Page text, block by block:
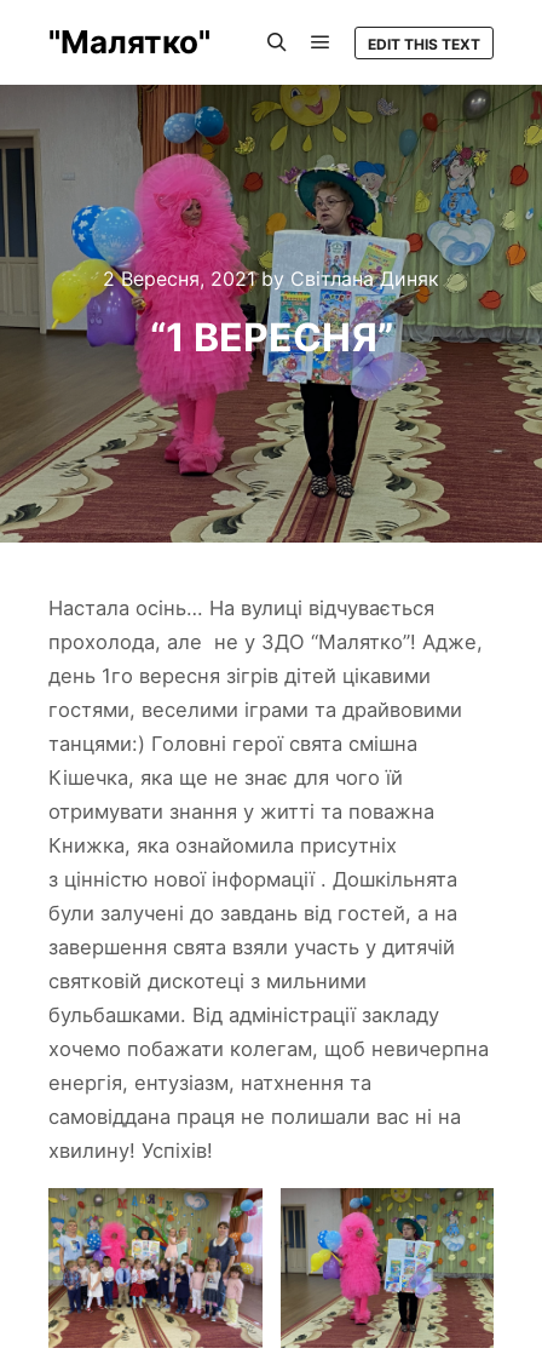
"Малятко" EDIT THIS TEXT
2 Вересня, 2021by Світлана Диняк
“1 ВЕРЕСНЯ”
Настала осінь… На вулиці відчувається
прохолода, але не у ЗДО “Малятко”! Адже,
день 1го вересня зігрів дітей цікавими
гостями, веселими іграми та драйвовими
танцями:) Головні герої свята смішна
Кішечка, яка ще не знає для чого їй
отримувати знання у житті та поважна
Книжка, яка ознайомила присутніх
з цінністю нової інформації . Дошкільнята
були залучені до завдань від гостей, а на
завершення свята взяли участь у дитячій
святковій дискотеці з мильними
бульбашками. Від адміністрації закладу
хочемо побажати колегам, щоб невичерпна
енергія, ентузіазм, натхнення та
самовіддана праця не полишали вас ні на
хвилину! Успіхів!